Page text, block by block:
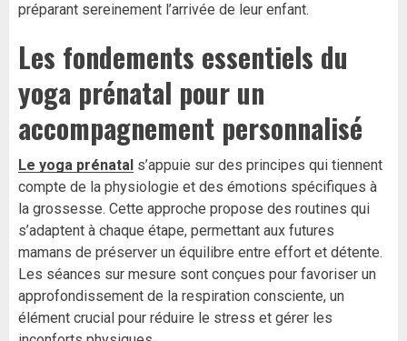
préparant sereinement l’arrivée de leur enfant.
Les fondements essentiels du
yoga prénatal pour un
accompagnement personnalisé
Le yoga prénatal s’appuie sur des principes qui tiennent
compte de la physiologie et des émotions spécifiques à
la grossesse. Cette approche propose des routines qui
s’adaptent à chaque étape, permettant aux futures
mamans de préserver un équilibre entre effort et détente.
Les séances sur mesure sont conçues pour favoriser un
approfondissement de la respiration consciente, un
élément crucial pour réduire le stress et gérer les